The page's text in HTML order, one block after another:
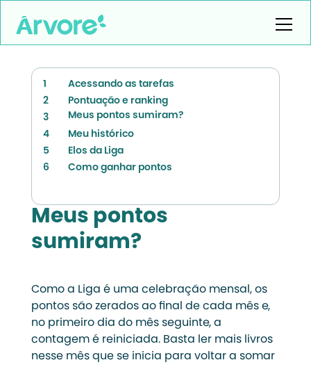
Meus pontos
sumiram?
Como a Liga é uma celebração mensal, os
pontos são zerados ao final de cada mês e,
no primeiro dia do mês seguinte, a
contagem é reiniciada. Basta ler mais livros
nesse mês que se inicia para voltar a somar
1
Acessando as tarefas
2
Pontuação e ranking
3
Meus pontos sumiram?
4
Meu histórico
5
Elos da Liga
6
Como ganhar pontos